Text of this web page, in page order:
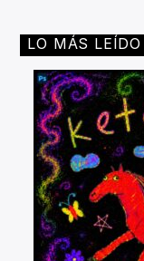
LO MÁS LEÍDO